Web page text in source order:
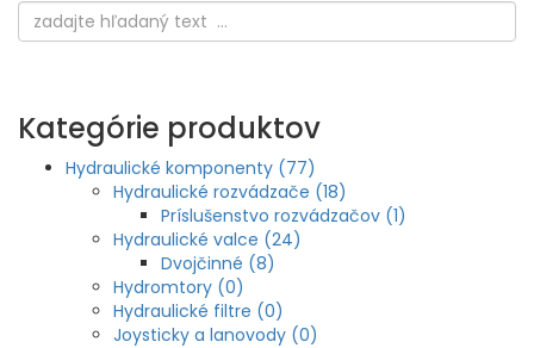
Kategórie produktov
Hydraulické komponenty (77)
Hydraulické rozvádzače (18)
Príslušenstvo rozvádzačov (1)
Hydraulické valce (24)
Dvojčinné (8)
Hydromtory (0)
Hydraulické filtre (0)
Joysticky a lanovody (0)